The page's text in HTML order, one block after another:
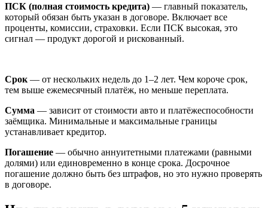
ПСК (полная стоимость кредита) — главный показатель,
который обязан быть указан в договоре. Включает все
проценты, комиссии, страховки. Если ПСК высокая, это
сигнал — продукт дорогой и рискованный.
Срок — от нескольких недель до 1–2 лет. Чем короче срок,
тем выше ежемесячный платёж, но меньше переплата.
Сумма — зависит от стоимости авто и платёжеспособности
заёмщика. Минимальные и максимальные границы
устанавливает кредитор.
Погашение — обычно аннуитетными платежами (равными
долями) или единовременно в конце срока. Досрочное
погашение должно быть без штрафов, но это нужно проверять
в договоре.